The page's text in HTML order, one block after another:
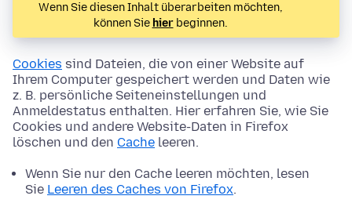
Wenn Sie diesen Inhalt überarbeiten möchten,
können Sie hierbeginnen.
Cookies sind Dateien, die von einer Website auf
Ihrem Computer gespeichert werden und Daten wie
z. B. persönliche Seiteneinstellungen und
Anmeldestatus enthalten. Hier erfahren Sie, wie Sie
Cookies und andere Website-Daten in Firefox
löschen und den Cache leeren.
Wenn Sie nur den Cache leeren möchten, lesen
Sie Leeren des Caches von Firefox.